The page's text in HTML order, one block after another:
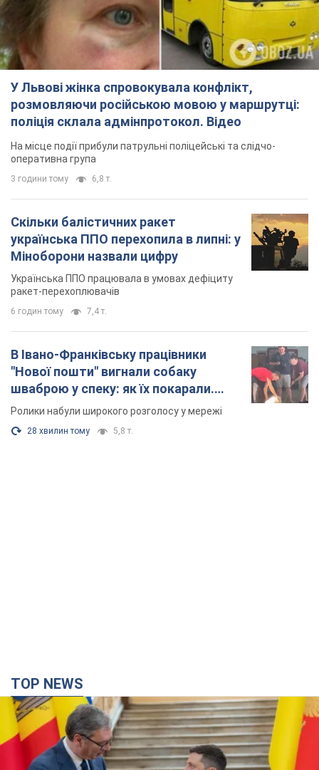
У Львові жінка спровокувала конфлікт,
розмовляючи російською мовою у маршрутці:
поліція склала адмінпротокол. Відео
На місце події прибули патрульні поліцейські та слідчо-
оперативна група
3 години тому 6,8 т.
Скільки балістичних ракет
українська ППО перехопила в липні: у
Міноборони назвали цифру
Українська ППО працювала в умовах дефіциту
ракет-перехоплювачів
6 годин тому 7,4 т.
В Івано-Франківську працівники
"Нової пошти" вигнали собаку
шваброю у спеку: як їх покарали.
Відео
Ролики набули широкого розголосу у мережі
28 хвилин тому 5,8 т.
TOP NEWS